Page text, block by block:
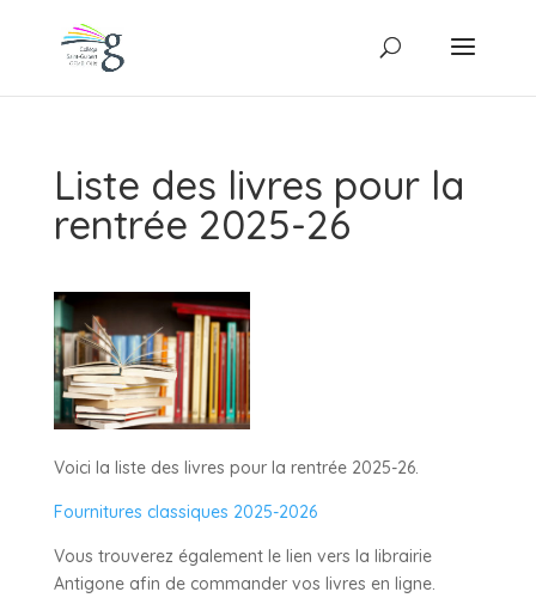
Liste des livres pour la
rentrée 2025-26
Voici la liste des livres pour la rentrée 2025-26.
Fournitures classiques 2025-2026
Vous trouverez également le lien vers la librairie
Antigone afin de commander vos livres en ligne.